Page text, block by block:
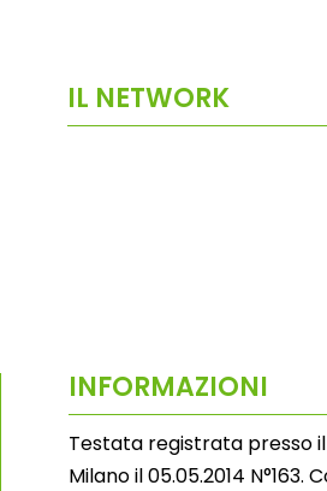
IL NETWORK
INFORMAZIONI
Testata registrata presso
Milano il 05.05.2014 N°163.